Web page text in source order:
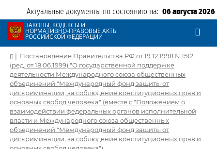
Актуальные документы по состоянию на: 06 августа 2026
ЗАКОНЫ, КОДЕКСЫ И
НОРМАТИВНО-ПРАВОВЫЕ АКТЫ
РОССИЙСКОЙ ФЕДЕРАЦИИ
| Постановление Правительства РФ от 19.12.1998 N 1512
(ред. от 18.06.1999) "О государственной поддержке
деятельности Международного союза общественных
объединений "Международный фонд защиты от
дискриминации, за соблюдение конституционных прав и
основных свобод человека" (вместе с "Положением о
взаимодействии федеральных органов исполнительной
власти и Международного союза общественных
объединений "Международный фонд защиты от
дискриминации, за соблюдение конституционных прав и